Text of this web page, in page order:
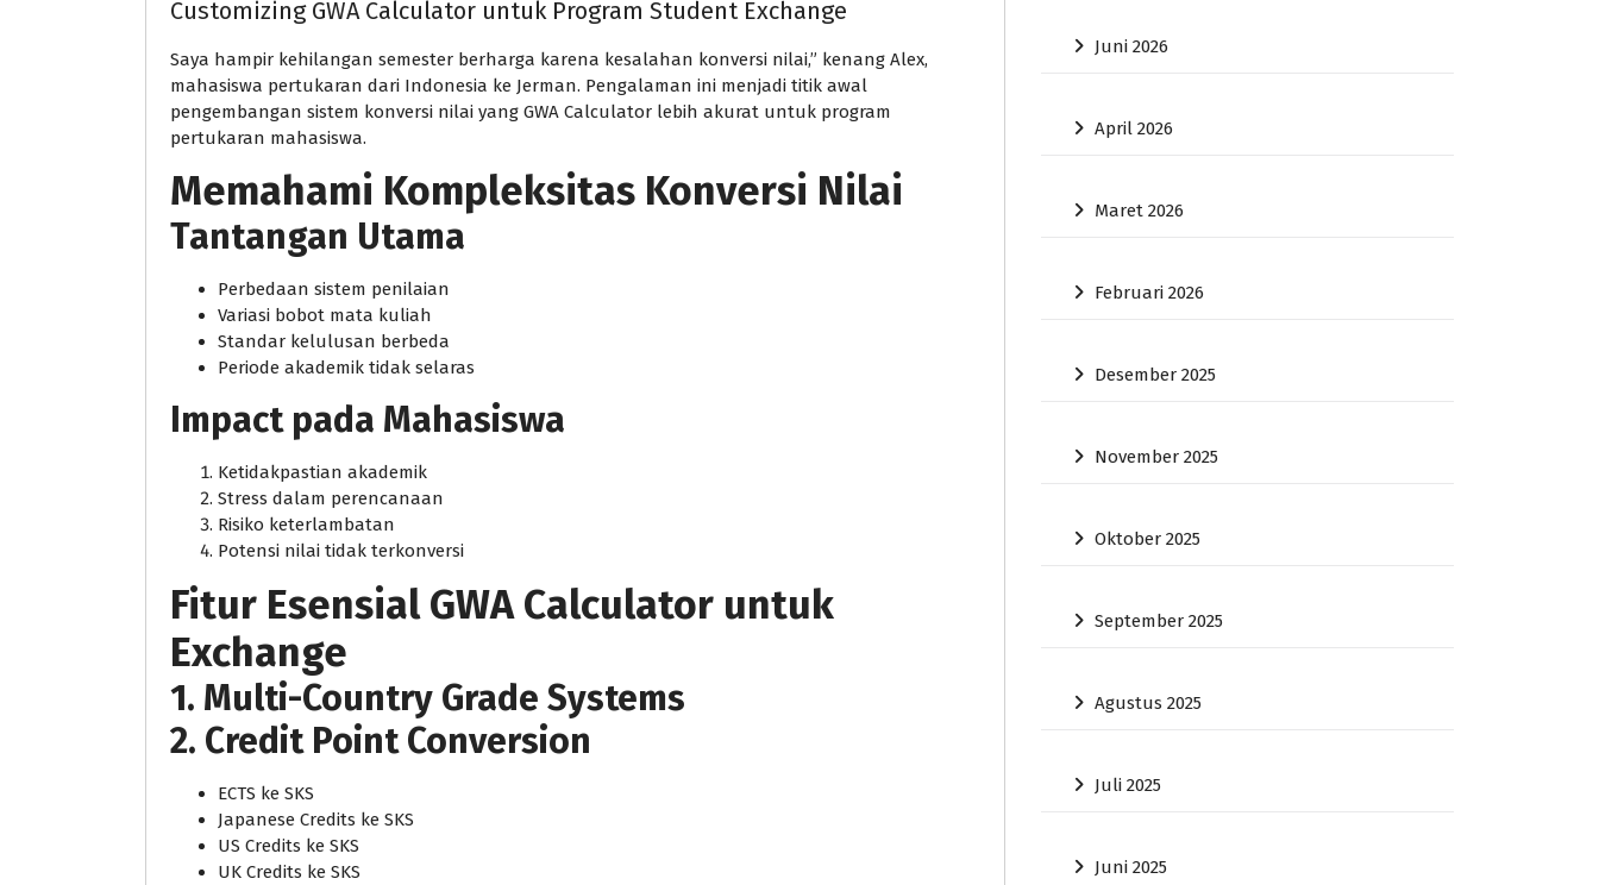
Customizing GWA Calculator untuk Program Student Exchange
Saya hampir kehilangan semester berharga karena kesalahan konversi nilai,” kenang Alex,
mahasiswa pertukaran dari Indonesia ke Jerman. Pengalaman ini menjadi titik awal
pengembangan sistem konversi nilai yang GWA Calculator lebih akurat untuk program
pertukaran mahasiswa.
Memahami Kompleksitas Konversi Nilai
Tantangan Utama
Perbedaan sistem penilaian
Variasi bobot mata kuliah
Standar kelulusan berbeda
Periode akademik tidak selaras
Impact pada Mahasiswa
Ketidakpastian akademik
Stress dalam perencanaan
Risiko keterlambatan
Potensi nilai tidak terkonversi
Fitur Esensial GWA Calculator untuk
Exchange
1. Multi-Country Grade Systems
2. Credit Point Conversion
ECTS ke SKS
Japanese Credits ke SKS
US Credits ke SKS
UK Credits ke SKS
Juni 2026
April 2026
Maret 2026
Februari 2026
Desember 2025
November 2025
Oktober 2025
September 2025
Agustus 2025
Juli 2025
Juni 2025